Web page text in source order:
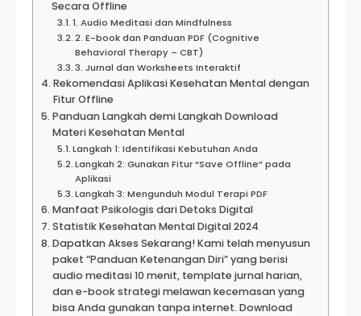
Secara Offline
1. Audio Meditasi dan Mindfulness
2. E-book dan Panduan PDF (Cognitive
Behavioral Therapy – CBT)
3. Jurnal dan Worksheets Interaktif
Rekomendasi Aplikasi Kesehatan Mental dengan
Fitur Offline
Panduan Langkah demi Langkah Download
Materi Kesehatan Mental
Langkah 1: Identifikasi Kebutuhan Anda
Langkah 2: Gunakan Fitur “Save Offline” pada
Aplikasi
Langkah 3: Mengunduh Modul Terapi PDF
Manfaat Psikologis dari Detoks Digital
Statistik Kesehatan Mental Digital 2024
Dapatkan Akses Sekarang! Kami telah menyusun
paket “Panduan Ketenangan Diri” yang berisi
audio meditasi 10 menit, template jurnal harian,
dan e-book strategi melawan kecemasan yang
bisa Anda gunakan tanpa internet. Download